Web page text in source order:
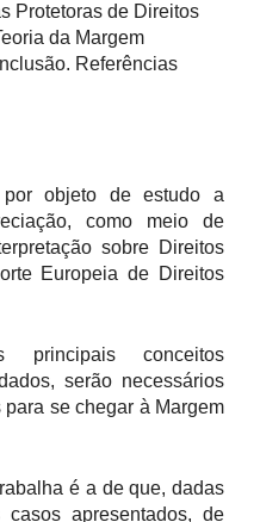
Protetoras de Direitos
da Margem
Referências
objeto de estudo a
como meio de
sobre Direitos
Europeia de Direitos
principais conceitos
serão necessários
se chegar à Margem
é a de que, dadas
apresentados, de